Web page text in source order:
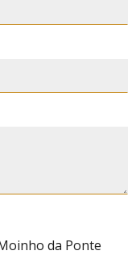
da Ponte